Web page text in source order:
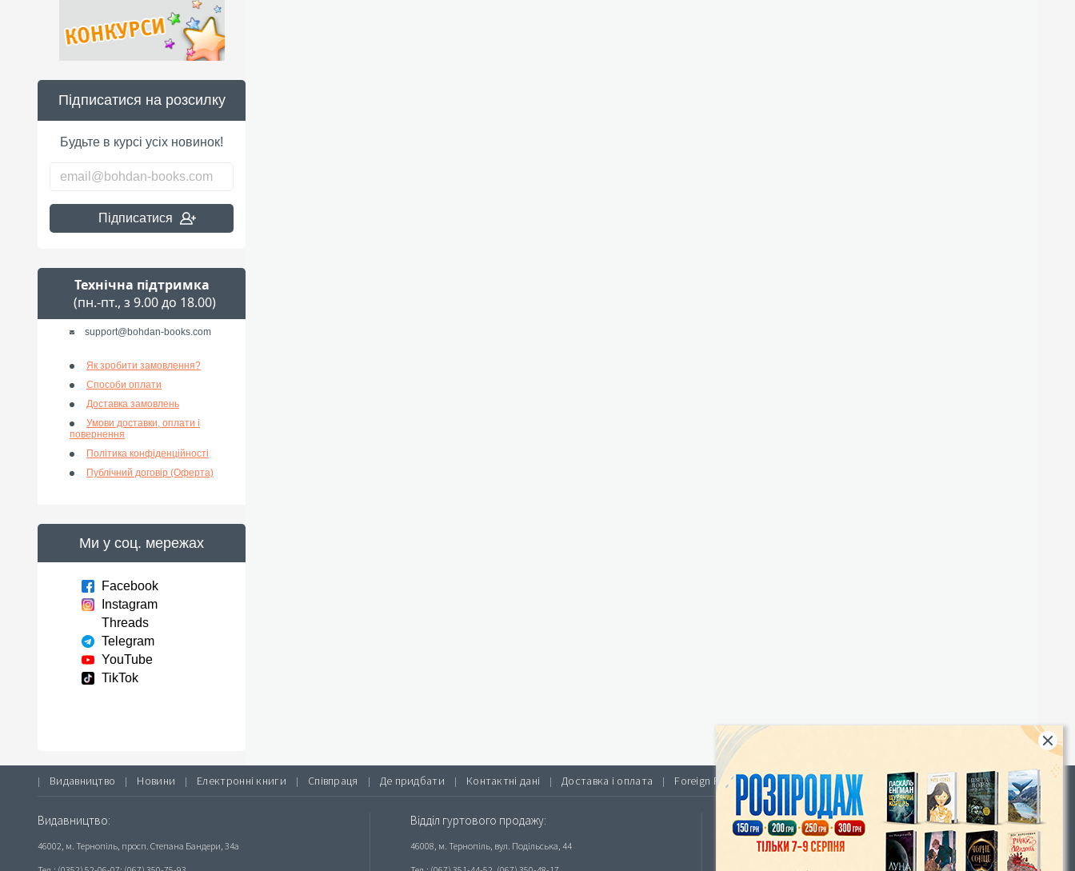
Підписатися на розсилку
Будьте в курсі усіх новинок!
Підписатися
Технічна підтримка
(пн.-пт., з 9.00 до 18.00)
support@bohdan-books.com
Як зробити замовлення?
Способи оплати
Доставка замовлень
Умови доставки, оплати і
повернення
Політика конфіденційності
Публічний договір (Оферта)
Ми у соц. мережах
Facebook
Instagram
Threads
Telegram
YouTube
TikTok
| Видавництво | Новини | Електронні книги | Співпраця | Де придбати | Контактні дані | Доставка і оплата | Foreign Rights |
Видавництво:
46002, м. Тернопіль, просп. Степана Бандери, 34а
Відділ гуртового продажу:
46008, м. Тернопіль, вул. Подільська, 44
Інтернет-магазин «Видавництво Богдан»:
46018, м. Тернопіль, А/С 529